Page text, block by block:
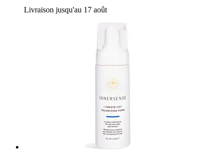
Livraison jusqu'au 17 août